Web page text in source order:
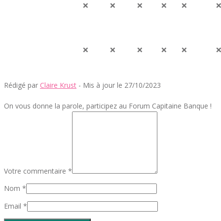
❌ ❌ ❌ ❌ ❌ ❌
❌ ❌ ❌ ❌ ❌ ❌
Rédigé par Claire Krust - Mis à jour le 27/10/2023
On vous donne la parole, participez au Forum Capitaine Banque !
Votre commentaire *
Nom *
Email *